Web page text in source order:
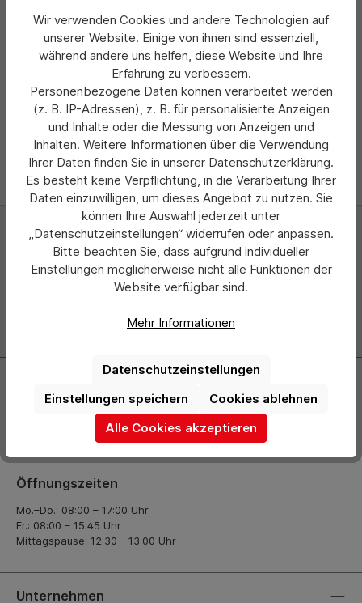
Eigenschaften
Bewertungen
Hersteller
Newsletter
Abonnieren Sie jetzt einfach unseren regelmäßig
erscheinenden Newsletter und Sie werden stets als Erster
über neue Produkte und Angebote informiert.
Zur Newsletter Anmeldung
+49 (0) 2261-7099 14
info@hermann-direkt.de
Öffnungszeiten
Mo.–Do.: 08:00 – 17:00 Uhr
Fr.: 08:00 – 15:45 Uhr
Mittagspause: 12:30 - 13:00 Uhr
Unternehmen
Wir verwenden Cookies und andere Technologien auf
unserer Website. Einige von ihnen sind essenziell,
während andere uns helfen, diese Website und Ihre
Erfahrung zu verbessern.
Personenbezogene Daten können verarbeitet werden
(z. B. IP-Adressen), z. B. für personalisierte Anzeigen
und Inhalte oder die Messung von Anzeigen und
Inhalten. Weitere Informationen über die Verwendung
Ihrer Daten finden Sie in unserer Datenschutzerklärung.
Es besteht keine Verpflichtung, in die Verarbeitung Ihrer
Daten einzuwilligen, um dieses Angebot zu nutzen. Sie
können Ihre Auswahl jederzeit unter
„Datenschutzeinstellungen“ widerrufen oder anpassen.
Bitte beachten Sie, dass aufgrund individueller
Einstellungen möglicherweise nicht alle Funktionen der
Website verfügbar sind.
Mehr Informationen
Datenschutzeinstellungen
Cookies ablehnen
Einstellungen speichern
Alle Cookies akzeptieren